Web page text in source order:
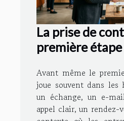
La prise de
première étape
Avant même le
joue souvent dans les
un échange, un e-
appel clair, un rendez-